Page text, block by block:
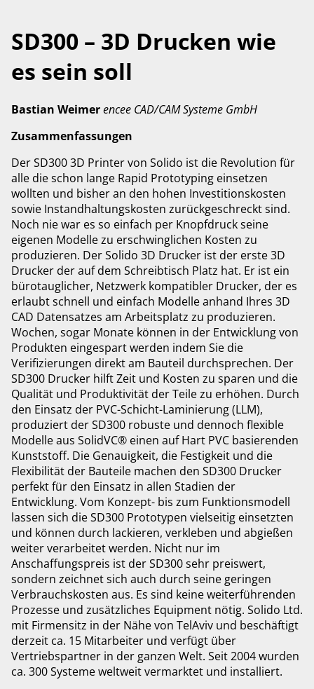
SD300 – 3D Drucken wie
es sein soll
Bastian Weimerencee CAD/CAM Systeme GmbH
Zusammenfassungen
Der SD300 3D Printer von Solido ist die Revolution für
alle die schon lange Rapid Prototyping einsetzen
wollten und bisher an den hohen Investitionskosten
sowie Instandhaltungskosten zurückgeschreckt sind.
Noch nie war es so einfach per Knopfdruck seine
eigenen Modelle zu erschwinglichen Kosten zu
produzieren. Der Solido 3D Drucker ist der erste 3D
Drucker der auf dem Schreibtisch Platz hat. Er ist ein
bürotauglicher, Netzwerk kompatibler Drucker, der es
erlaubt schnell und einfach Modelle anhand Ihres 3D
CAD Datensatzes am Arbeitsplatz zu produzieren.
Wochen, sogar Monate können in der Entwicklung von
Produkten eingespart werden indem Sie die
Verifizierungen direkt am Bauteil durchsprechen. Der
SD300 Drucker hilft Zeit und Kosten zu sparen und die
Qualität und Produktivität der Teile zu erhöhen. Durch
den Einsatz der PVC-Schicht-Laminierung (LLM),
produziert der SD300 robuste und dennoch flexible
Modelle aus SolidVC® einen auf Hart PVC basierenden
Kunststoff. Die Genauigkeit, die Festigkeit und die
Flexibilität der Bauteile machen den SD300 Drucker
perfekt für den Einsatz in allen Stadien der
Entwicklung. Vom Konzept- bis zum Funktionsmodell
lassen sich die SD300 Prototypen vielseitig einsetzten
und können durch lackieren, verkleben und abgießen
weiter verarbeitet werden. Nicht nur im
Anschaffungspreis ist der SD300 sehr preiswert,
sondern zeichnet sich auch durch seine geringen
Verbrauchskosten aus. Es sind keine weiterführenden
Prozesse und zusätzliches Equipment nötig. Solido Ltd.
mit Firmensitz in der Nähe von TelAviv und beschäftigt
derzeit ca. 15 Mitarbeiter und verfügt über
Vertriebspartner in der ganzen Welt. Seit 2004 wurden
ca. 300 Systeme weltweit vermarktet und installiert.